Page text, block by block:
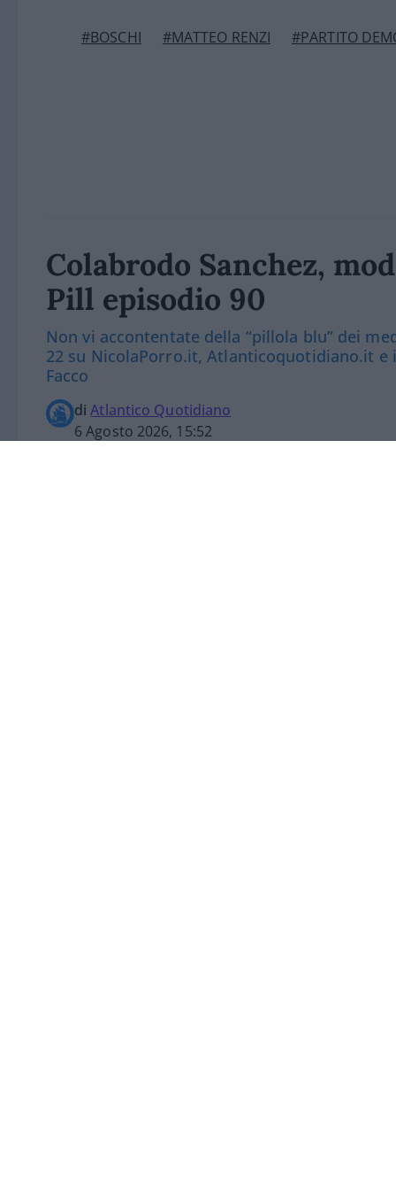
#BOSCHI #MATTEO RENZI #PARTITO
Colabrodo Sanchez,
Pill episodio 90
Non vi accontentate della “pillola blu” dei
22 su NicolaPorro.it, Atlanticoquotidiano.it e
Facco
diAtlantico Quotidiano
6 Agosto 2026, 15:52